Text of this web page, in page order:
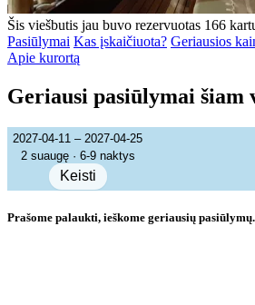
Šis viešbutis jau buvo rezervuotas 166
Pasiūlymai Kas įskaičiuota? Geriausios
Apie kurortą
Geriausi pasiūlymai šiam
2027-04-11 – 2027-04-25
2 suaugę · 6-9 naktys
Keisti
Prašome palaukti, ieškome geriausių